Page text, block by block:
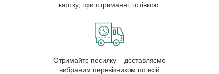
картку, при отриманні, готівкою.
Отримайте посилку – доставляємо
вибраним перевізником по всій